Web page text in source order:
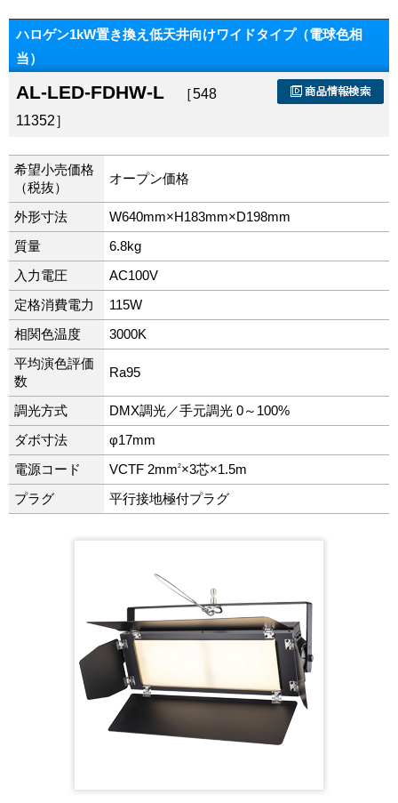
ハロゲン1kW置き換え低天井向けワイドタイプ（電球色相
当）
AL-LED-FDHW-L ［548
11352］
希望小売価格
（税抜）
オープン価格
外形寸法 W640mm×H183mm×D198mm
質量 6.8kg
入力電圧 AC100V
定格消費電力 115W
相関色温度 3000K
平均演色評価
数
Ra95
調光方式 DMX調光／手元調光 0～100%
ダボ寸法 φ17mm
電源コード VCTF 2mm2×3芯×1.5m
プラグ 平行接地極付プラグ